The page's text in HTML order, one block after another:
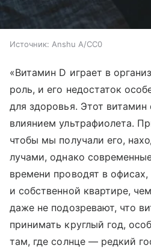
Источник: Anshu A/CC0
«Витамин D играет в
роль, и его недостаток
для здоровья. Этот витамин
влиянием ультрафиолета.
чтобы мы получали его,
лучами, однако
времени проводят в офисах,
и собственной квартире,
даже не подозревают, что
принимать круглый год,
там, где солнце — редкий